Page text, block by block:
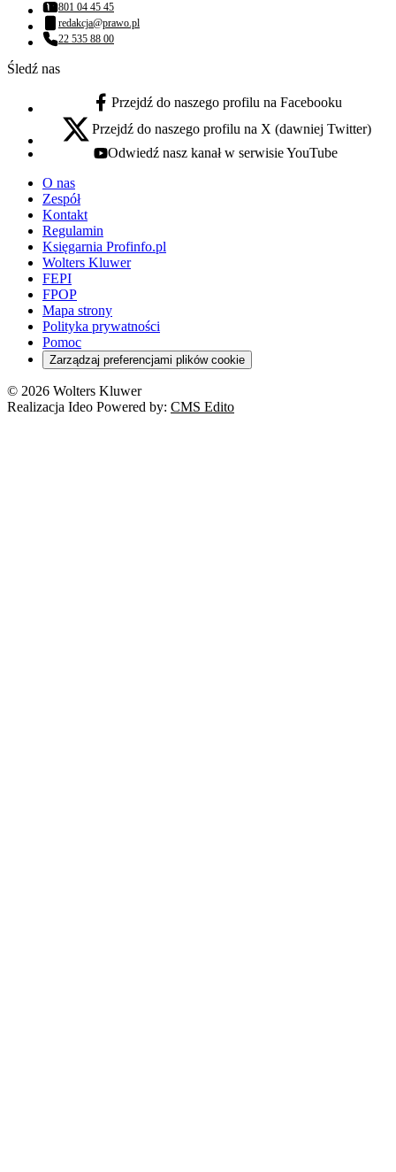
Numer telefonu:
801 04 45 45
Adres email:
redakcja@prawo.pl
Numer telefonu:
22 535 88 00
Śledź nas
facebook - otwiera się w nowej karcie
Przejdź do naszego profilu na Facebooku
x - otwiera się w nowej karcie
Przejdź do naszego profilu na X (dawniej Twitter)
youtube - otwiera się w nowej karcie
Odwiedź nasz kanał w serwisie YouTube
O nas
Zespół
Kontakt
Regulamin
Księgarnia Profinfo.pl
Wolters Kluwer
FEPI
FPOP
Mapa strony
Polityka prywatności
Pomoc
Zarządzaj preferencjami plików cookie
© 2026 Wolters Kluwer
Realizacja Ideo Powered by: CMS Edito